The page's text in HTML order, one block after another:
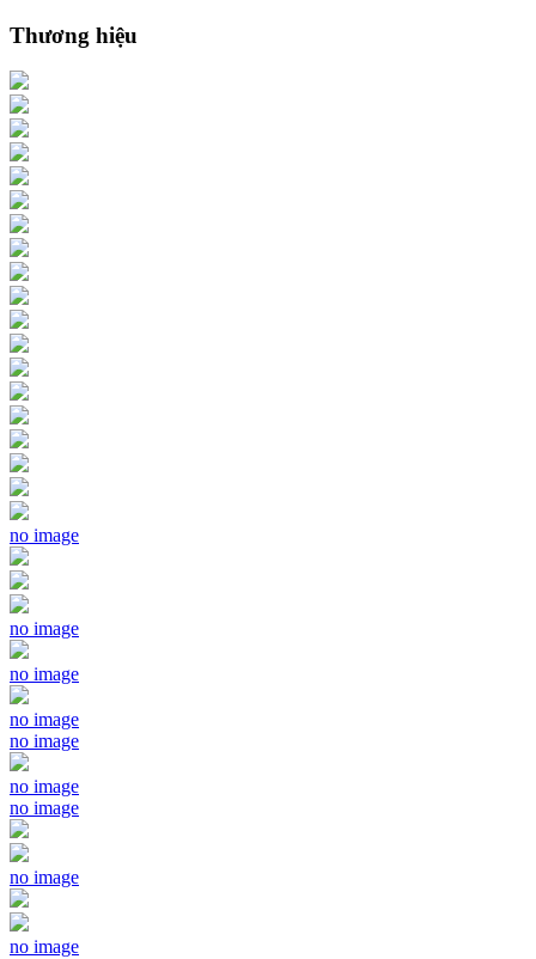
Thương hiệu
no image
no image
no image
no image
no image
no image
no image
no image
no image